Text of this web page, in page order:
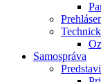
Samospráva